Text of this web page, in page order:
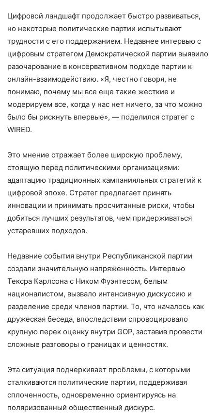
Цифровой ландшафт продолжает быстро развиваться,
но некоторые политические партии испытывают
трудности с его поддержанием. Недавнее интервью с
цифровым стратегом Демократической партии выявило
разочарование в консервативном подходе партии к
онлайн-взаимодействию. «Я, честно говоря, не
понимаю, почему мы все еще такие жесткие и
модерируем все, когда у нас нет ничего, за что можно
было бы рискнуть впервые», — поделился стратег с
WIRED.
Это мнение отражает более широкую проблему,
стоящую перед политическими организациями:
адаптацию традиционных кампанияльных стратегий к
цифровой эпохе. Стратег предлагает принять
инновации и принимать просчитанные риски, чтобы
добиться лучших результатов, чем придерживаться
устаревших подходов.
Недавние события внутри Республиканской партии
создали значительную напряженность. Интервью
Тексра Карлсона с Ником Фуэнтесом, белым
националистом, вызвало интенсивную дискуссию и
разделение среди членов партии. То, что началось как
дружеская беседа, впоследствии спровоцировало
крупную перек оценку внутри GOP, заставив провести
сложные разговоры о границах и ценностях.
Эта ситуация подчеркивает проблемы, с которыми
сталкиваются политические партии, поддерживая
сплоченность, одновременно ориентируясь на
поляризованный общественный дискурс.